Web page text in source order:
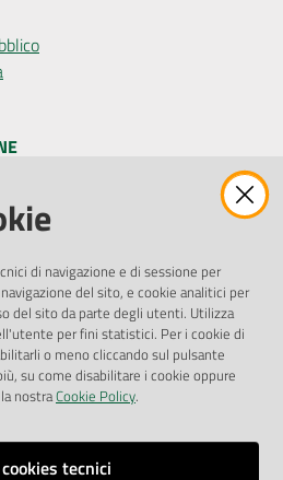
di navigazione e di sessione per
del sito, e cookie analitici per
del sito da parte degli utenti. Utilizza
per fini statistici. Per i cookie di
o meno cliccando sul pulsante
su come disabilitare i cookie oppure
nostraCookie Policy.
tecnici